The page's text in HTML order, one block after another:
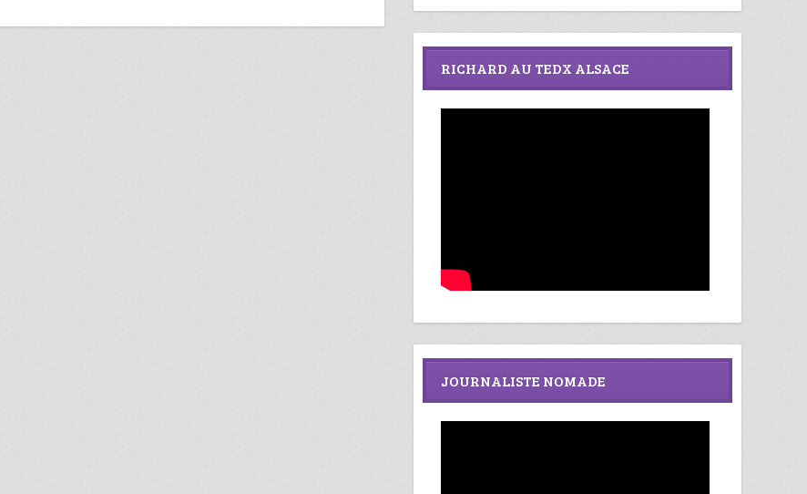
RICHARD AU TEDX ALSACE
JOURNALISTE NOMADE